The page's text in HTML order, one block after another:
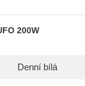
200W
Denní bílá